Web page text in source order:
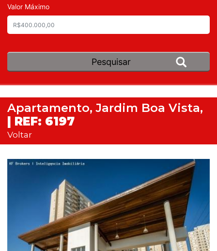
Valor Máximo
Apartamento, Jardim Boa Vista,
| REF: 6197
Voltar